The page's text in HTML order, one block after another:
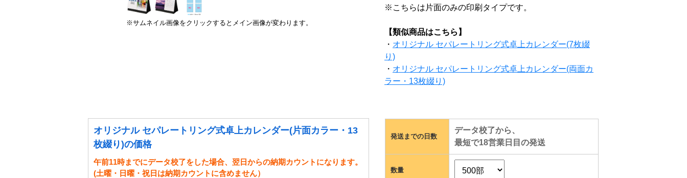
※サムネイル画像をクリックするとメイン画像が変わります。
※こちらは片面のみの印刷タイプです。
【類似商品はこちら】
・ オリジナル セパレートリング式卓上カレンダー(7枚綴
り)
・ オリジナル セパレートリング式卓上カレンダー(両面カ
ラー・13枚綴り)
オリジナル セパレートリング式卓上カレンダー(片面カラー・13
枚綴り)の価格
午前11時までにデータ校了をした場合、翌日からの納期カウントになります。
(土曜・日曜・祝日は納期カウントに含めません）
発送までの日数
データ校了から、
最短で18営業日目の発送
数量